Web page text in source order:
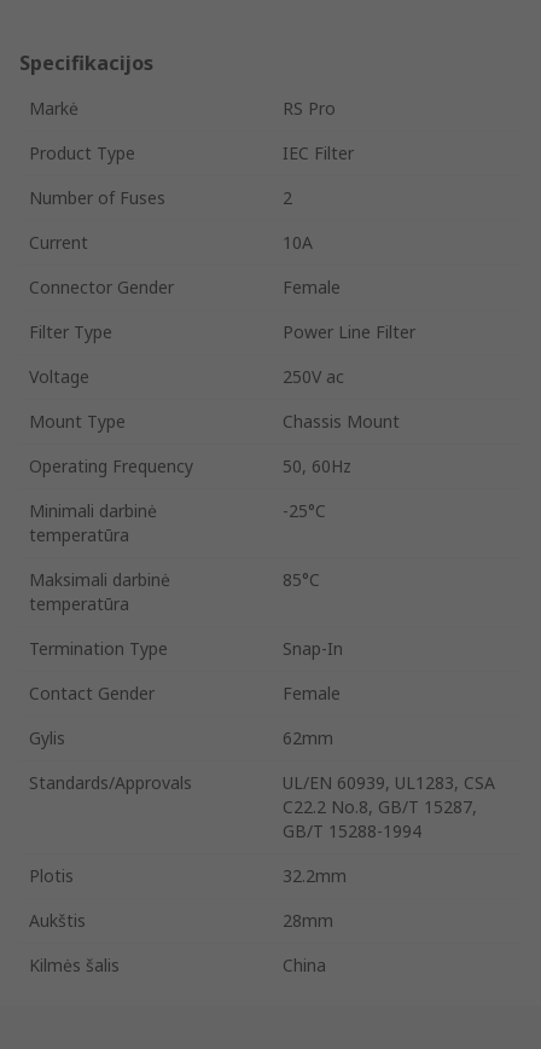
Specifikacijos
Markė
RS Pro
Product Type
IEC Filter
Number of Fuses
2
Current
10A
Connector Gender
Female
Filter Type
Power Line Filter
Voltage
250V ac
Mount Type
Chassis Mount
Operating Frequency
50, 60Hz
Minimali darbinė
temperatūra
-25°C
Maksimali darbinė
temperatūra
85°C
Termination Type
Snap-In
Contact Gender
Female
Gylis
62mm
Standards/Approvals
UL/EN 60939, UL1283, CSA
C22.2 No.8, GB/T 15287,
GB/T 15288-1994
Plotis
32.2mm
Aukštis
28mm
Kilmės šalis
China